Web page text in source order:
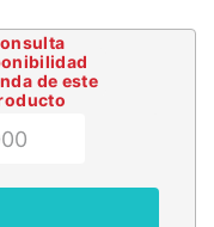
de este